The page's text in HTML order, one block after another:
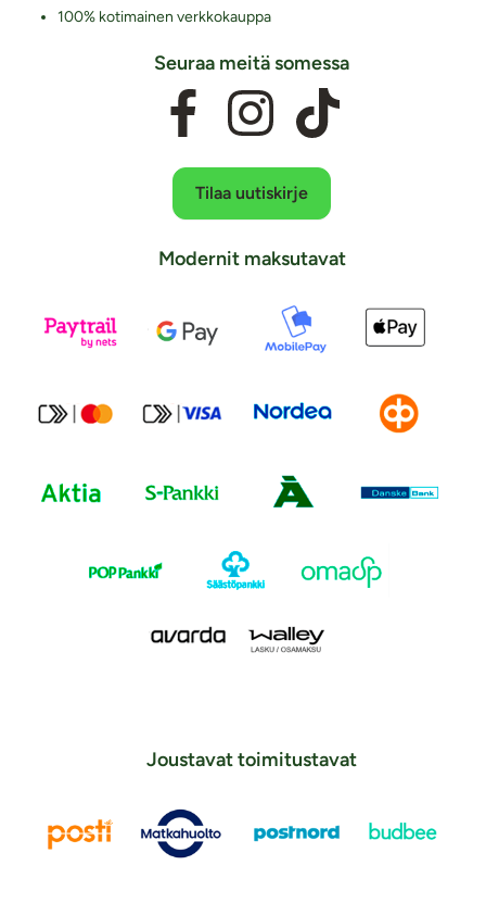
100% kotimainen verkkokauppa
Seuraa meitä somessa
Tilaa uutiskirje
Modernit maksutavat
Joustavat toimitustavat